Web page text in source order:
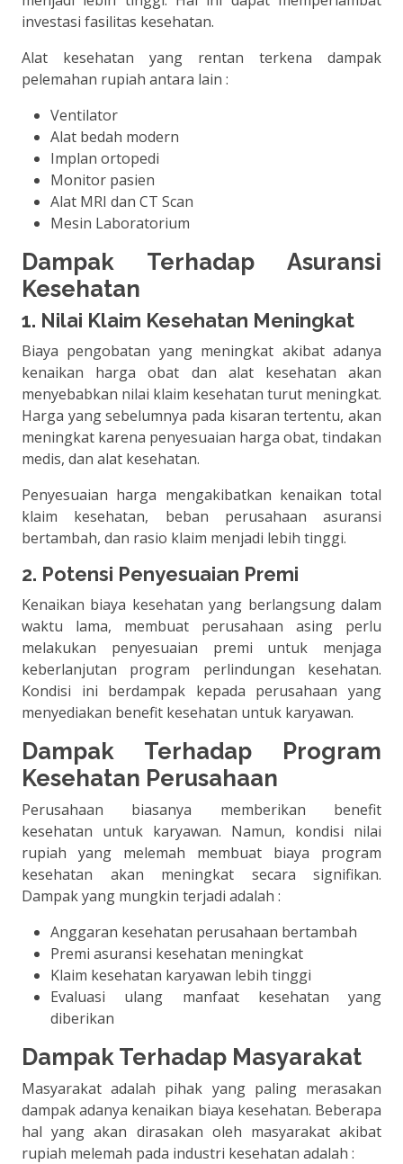
investasi fasilitas kesehatan.
Alat kesehatan yang rentan terkena dampak
pelemahan rupiah antara lain :
Ventilator
Alat bedah modern
Implan ortopedi
Monitor pasien
Alat MRI dan CT Scan
Mesin Laboratorium
Dampak Terhadap Asuransi
Kesehatan
1. Nilai Klaim Kesehatan Meningkat
Biaya pengobatan yang meningkat akibat adanya
kenaikan harga obat dan alat kesehatan akan
menyebabkan nilai klaim kesehatan turut meningkat.
Harga yang sebelumnya pada kisaran tertentu, akan
meningkat karena penyesuaian harga obat, tindakan
medis, dan alat kesehatan.
Penyesuaian harga mengakibatkan kenaikan total
klaim kesehatan, beban perusahaan asuransi
bertambah, dan rasio klaim menjadi lebih tinggi.
2. Potensi Penyesuaian Premi
Kenaikan biaya kesehatan yang berlangsung dalam
waktu lama, membuat perusahaan asing perlu
melakukan penyesuaian premi untuk menjaga
keberlanjutan program perlindungan kesehatan.
Kondisi ini berdampak kepada perusahaan yang
menyediakan benefit kesehatan untuk karyawan.
Dampak Terhadap Program
Kesehatan Perusahaan
Perusahaan biasanya memberikan benefit
kesehatan untuk karyawan. Namun, kondisi nilai
rupiah yang melemah membuat biaya program
kesehatan akan meningkat secara signifikan.
Dampak yang mungkin terjadi adalah :
Anggaran kesehatan perusahaan bertambah
Premi asuransi kesehatan meningkat
Klaim kesehatan karyawan lebih tinggi
Evaluasi ulang manfaat kesehatan yang
diberikan
Dampak Terhadap Masyarakat
Masyarakat adalah pihak yang paling merasakan
dampak adanya kenaikan biaya kesehatan. Beberapa
hal yang akan dirasakan oleh masyarakat akibat
rupiah melemah pada industri kesehatan adalah :